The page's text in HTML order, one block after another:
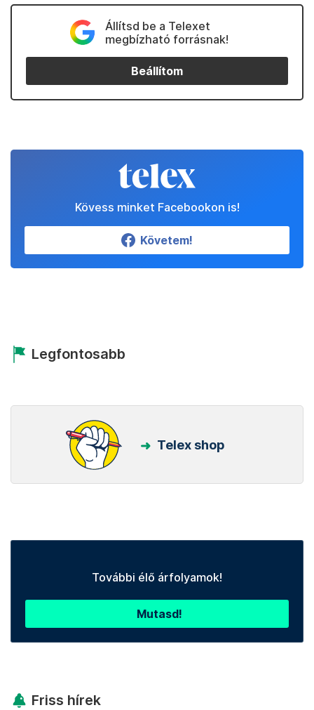
Állítsd be a Telexet
megbízható forrásnak!
Beállítom
Kövess minket Facebookon is!
Követem!
Legfontosabb
Telex shop
További élő árfolyamok!
Mutasd!
Friss hírek